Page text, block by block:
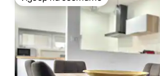
Избор на гостите